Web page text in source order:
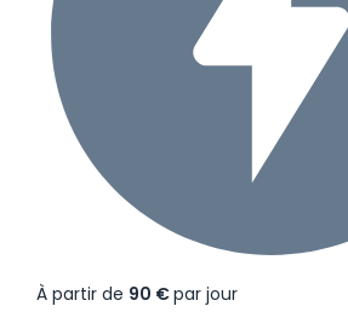
À partir de 90 €par jour